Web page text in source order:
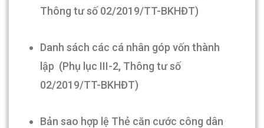
Thông tư số 02/2019/TT-BKHĐT)
Danh sách các cá nhân góp vốn thành
lập (Phụ lục III-2, Thông tư số
02/2019/TT-BKHĐT)
Bản sao hợp lệ Thẻ căn cước công dân